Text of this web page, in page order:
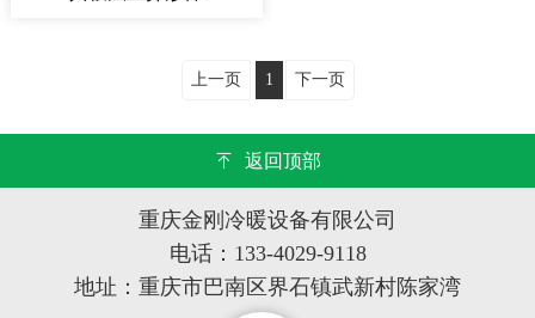
上一页 1 下一页
返回顶部
重庆金刚冷暖设备有限公司
电话：133-4029-9118
地址：重庆市巴南区界石镇武新村陈家湾